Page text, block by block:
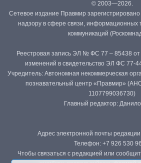
© 2003—2026.
Сетевое издание Правмир
надзору в сфере связи, информационных
коммуникаций
Реестровая запись ЭЛ № ФС 77 – 85438 от
изменений в свидетельство ЭЛ ФС 77-
Учредитель: Автономная некоммерческая
познавательный центр «Правмир»
1107799036730)
Главный редактор:
Адрес электронной почты
Телефон: +7 926 530
Чтобы связаться с редакцией или